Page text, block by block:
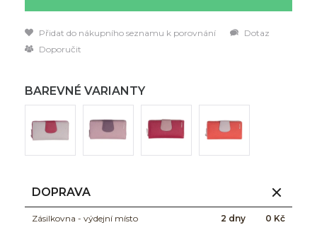
Přidat do nákupního seznamu k porovnání
Dotaz
Doporučit
BAREVNÉ VARIANTY
DOPRAVA
Zásilkovna - výdejní místo 2 dny 0 Kč